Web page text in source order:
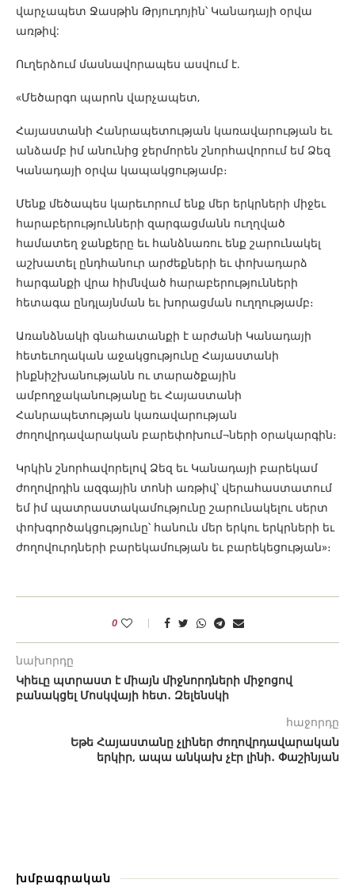
վարչապետ Ջասթին Թրյուդոյին՝ Կանադայի օրվա
առթիվ:
Ուղերձում մասնավորապես ասվում է.
«Մեծարգո պարոն վարչապետ,
Հայաստանի Հանրապետության կառավարության եւ
անձամբ իմ անունից ջերմորեն շնորհավորում եմ Ձեզ
Կանադայի օրվա կապակցությամբ։
Մենք մեծապես կարեւորում ենք մեր երկրների միջեւ
հարաբերությունների զարգացմանն ուղղված
համատեղ ջանքերը եւ հանձնառու ենք շարունակել
աշխատել ընդհանուր արժեքների եւ փոխադարձ
հարգանքի վրա հիմնված հարաբերությունների
հետագա ընդլայնման եւ խորացման ուղղությամբ։
Առանձնակի գնահատանքի է արժանի Կանադայի
հետեւողական աջակցությունը Հայաստանի
ինքնիշխանությանն ու տարածքային
ամբողջականությանը եւ Հայաստանի
Հանրապետության կառավարության
ժողովրդավարական բարեփոխում¬ների օրակարգին։
Կրկին շնորհավորելով Ձեզ եւ Կանադայի բարեկամ
ժողովրդին ազգային տոնի առթիվ՝ վերահաստատում
եմ իմ պատրաստակամությունը շարունակելու սերտ
փոխգործակցությունը՝ հանուն մեր երկու երկրների եւ
ժողովուրդների բարեկամության եւ բարեկեցության»։
0
նախորդը
Կիեւը պտրաստ է միայն միջնորդների միջոցով
բանակցել Մոսկվայի հետ․ Զելենսկի
հաջորդը
Եթե Հայաստանը չլիներ ժողովրդավարական
երկիր, ապա անկախ չէր լինի․ Փաշինյան
խմբագրական